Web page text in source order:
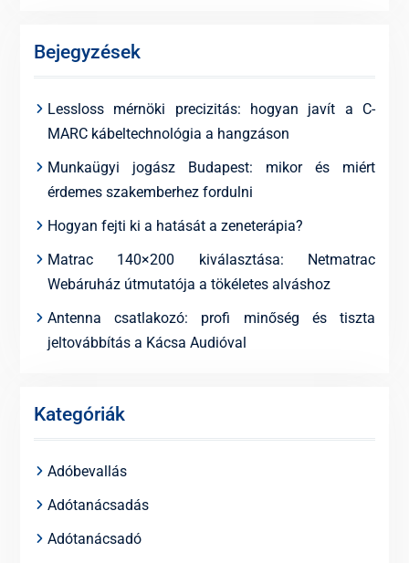
Bejegyzések
Lessloss mérnöki precizitás: hogyan javít a C-
MARC kábeltechnológia a hangzáson
Munkaügyi jogász Budapest: mikor és miért
érdemes szakemberhez fordulni
Hogyan fejti ki a hatását a zeneterápia?
Matrac 140×200 kiválasztása: Netmatrac
Webáruház útmutatója a tökéletes alváshoz
Antenna csatlakozó: profi minőség és tiszta
jeltovábbítás a Kácsa Audióval
Kategóriák
Adóbevallás
Adótanácsadás
Adótanácsadó